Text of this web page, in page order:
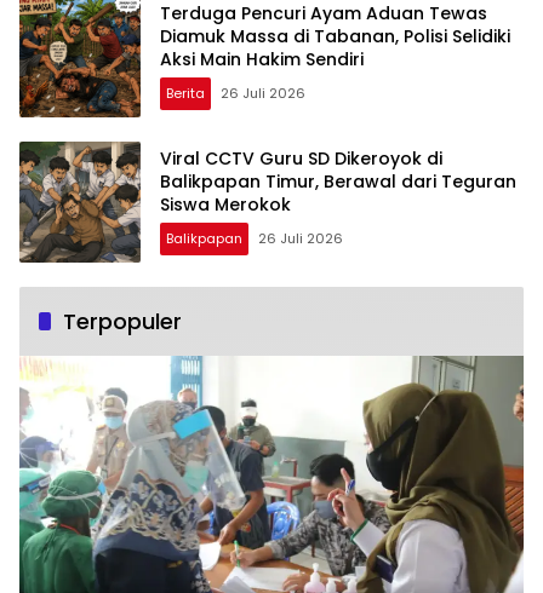
Terduga Pencuri Ayam Aduan Tewas
Diamuk Massa di Tabanan, Polisi Selidiki
Aksi Main Hakim Sendiri
Berita 26 Juli 2026
Viral CCTV Guru SD Dikeroyok di
Balikpapan Timur, Berawal dari Teguran
Siswa Merokok
Balikpapan 26 Juli 2026
Terpopuler